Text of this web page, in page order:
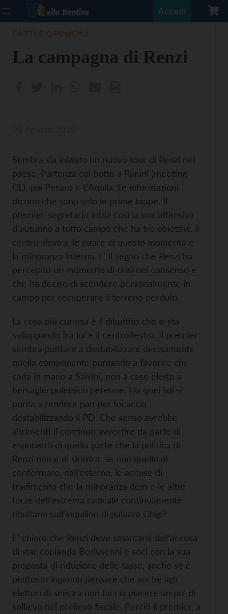
Accedi
La campagna di Renzi
Sembra sia iniziato un nuovo tour di Renzi nel
paese. Partenza col botto a Rimini (meeting
CL), poi Pesaro e L’Aquila. Le informazioni
dicono che sono solo le prime tappe. Il
premier-segretario inizia così la sua offensiva
d’autunno a tutto campo che ha tre obiettivi: il
centro-destra, le paure di questo momento e
la minoranza interna. E’ il segno che Renzi ha
percepito un momento di crisi nel consenso e
che ha deciso di scendere personalmente in
campo per recuperare il terreno perduto.
La cosa più curiosa è il dibattito che si sta
sviluppando fra lui e il centrodestra. Il premier
sembra puntare a destabilizzare decisamente
quella componente puntando a favorire che
cada in mano a Salvini, non a caso eletto a
bersaglio polemico perenne. Da quei lidi si
punta a rendere pan per focaccia
destabilizzando il PD. Che senso avrebbe
altrimenti il continuo avvertire da parte di
esponenti di quella parte che la politica di
Renzi non è di sinistra, se non quello di
confermare, dall’esterno, le accuse di
tradimento che la minoranza dem e le altre
forze dell’estrema radicale continuamente
ribaltano sull’inquilino di palazzo Chigi?
E’ chiaro che Renzi deve smarcarsi dall’accusa
di star copiando Berlusconi e soci con la sua
proposta di riduzione delle tasse, anche se è
piuttosto ingenuo pensare che anche agli
elettori di sinistra non faccia piacere un po’ di
sollievo nel prelievo fiscale. Perciò il premier, a